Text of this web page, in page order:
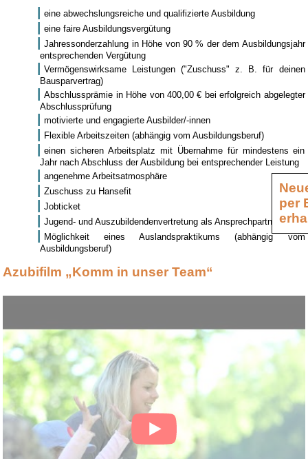
eine abwechslungsreiche und qualifizierte Ausbildung
eine faire Ausbildungsvergütung
Jahressonderzahlung in Höhe von 90 % der dem Ausbildungsjahr
entsprechenden Vergütung
Vermögenswirksame Leistungen ("Zuschuss" z. B. für deinen
Bausparvertrag)
Abschlussprämie in Höhe von 400,00 € bei erfolgreich abgelegter
Abschlussprüfung
motivierte und engagierte Ausbilder/-innen
Flexible Arbeitszeiten (abhängig vom Ausbildungsberuf)
einen sicheren Arbeitsplatz mit Übernahme für mindestens ein
Jahr nach Abschluss der Ausbildung bei entsprechender Leistung
angenehme Arbeitsatmosphäre
Zuschuss zu Hansefit
Jobticket
Jugend- und Auszubildendenvertretung als Ansprechpartner
Möglichkeit eines Auslandspraktikums (abhängig vom
Ausbildungsberuf)
Azubifilm „Komm in unser Team“
per